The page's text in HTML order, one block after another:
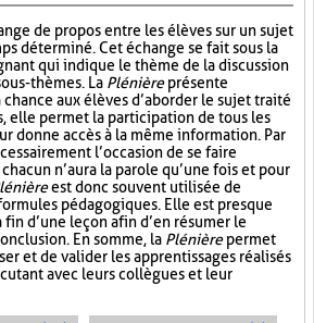
de propos entre les élèves sur un sujet
déterminé. Cet échange se fait sous la
qui indique le thème de la discussion
thèmes. La Plénièreprésente
chance aux élèves d’aborder le sujet traité
elle permet la participation de tous les
donne accès à la même information. Par
l’occasion de se faire
n’aura la parole qu’une fois et pour
est donc souvent utilisée de
pédagogiques. Elle est presque
d’une leçon afin d’en résumer le
En somme, la Plénièrepermet
et de valider les apprentissages réalisés
avec leurs collègues et leur